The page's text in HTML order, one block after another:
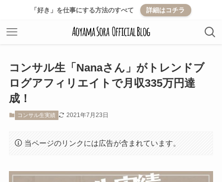
「好き」を仕事にする方法のすべて 詳細はコチラ
コンサル生「Nanaさん」がトレンドブ
ログアフィリエイトで月収335万円達
成！
コンサル生実績 2021年7月23日
当ページのリンクには広告が含まれています。